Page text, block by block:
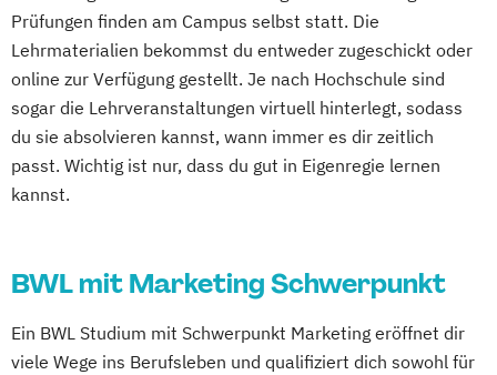
Prüfungen finden am Campus selbst statt. Die
Lehrmaterialien bekommst du entweder zugeschickt oder
online zur Verfügung gestellt. Je nach Hochschule sind
sogar die Lehrveranstaltungen virtuell hinterlegt, sodass
du sie absolvieren kannst, wann immer es dir zeitlich
passt. Wichtig ist nur, dass du gut in Eigenregie lernen
kannst.
BWL mit Marketing Schwerpunkt
Ein BWL Studium mit Schwerpunkt Marketing eröffnet dir
viele Wege ins Berufsleben und qualifiziert dich sowohl für